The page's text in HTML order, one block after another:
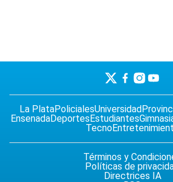
La PlataPolicialesUniversidad
EnsenadaDeportes Estudiantes
Tecno
Términos y
Políticas de
Directrices IA